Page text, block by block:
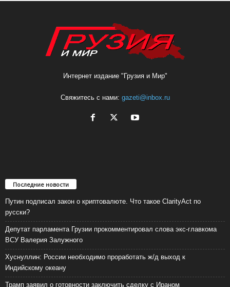
Интернет издание "Грузия и Мир"
Свяжитесь с нами: gazeti@inbox.ru
Последние новости
Путин подписал закон о криптовалюте. Что такое ClarityAct по
русски?
Депутат парламента Грузии прокомментировал слова экс-главкома
ВСУ Валерия Залужного
Хуснуллин: России необходимо проработать ж/д выход к
Индийскому океану
Трамп заявил о готовности заключить сделку с Ираном